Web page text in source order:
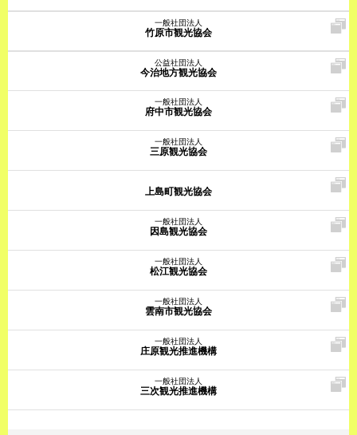
一般社団法人
竹原市観光協会
公益社団法人
今治地方観光協会
一般社団法人
府中市観光協会
一般社団法人
三原観光協会
上島町観光協会
一般社団法人
因島観光協会
一般社団法人
松江観光協会
一般社団法人
雲南市観光協会
一般社団法人
庄原観光推進機構
一般社団法人
三次観光推進機構